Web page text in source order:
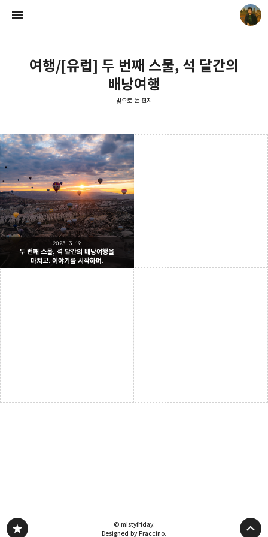
여행/[유럽] 두 번째 스물, 석 달간의
배낭여행
빛으로 쓴 편지
두 번째 스물, 석 달간의 배낭여행을
마치고. 이야기를 시작하며.
2023. 3. 19.
빛으로 쓴 편지
© mistyfriday.
Designed by Fraccino.